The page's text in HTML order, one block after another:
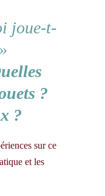
joue-t-
?
?
sur ce
et les